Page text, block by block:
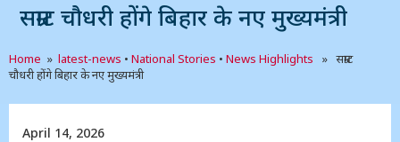
सम्राट चौधरी होंगे बिहार के नए मुख्यमंत्री
Home » latest-news • National Stories • News Highlights » सम्राट
चौधरी होंगे बिहार के नए मुख्यमंत्री
April 14, 2026